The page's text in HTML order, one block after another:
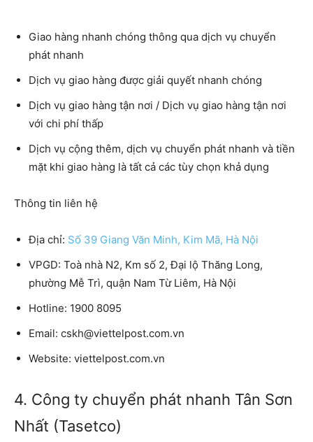
Giao hàng nhanh chóng thông qua dịch vụ chuyển
phát nhanh
Dịch vụ giao hàng được giải quyết nhanh chóng
Dịch vụ giao hàng tận nơi / Dịch vụ giao hàng tận nơi
với chi phí thấp
Dịch vụ cộng thêm, dịch vụ chuyển phát nhanh và tiền
mặt khi giao hàng là tất cả các tùy chọn khả dụng
Thông tin liên hệ
Địa chỉ: Số 39 Giang Văn Minh, Kim Mã, Hà Nội
VPGD: Toà nhà N2, Km số 2, Đại lộ Thăng Long,
phường Mễ Trì, quận Nam Từ Liêm, Hà Nội
Hotline: 1900 8095
Email: cskh@viettelpost.com.vn
Website: viettelpost.com.vn
4. Công ty chuyển phát nhanh Tân Sơn
Nhất (Tasetco)